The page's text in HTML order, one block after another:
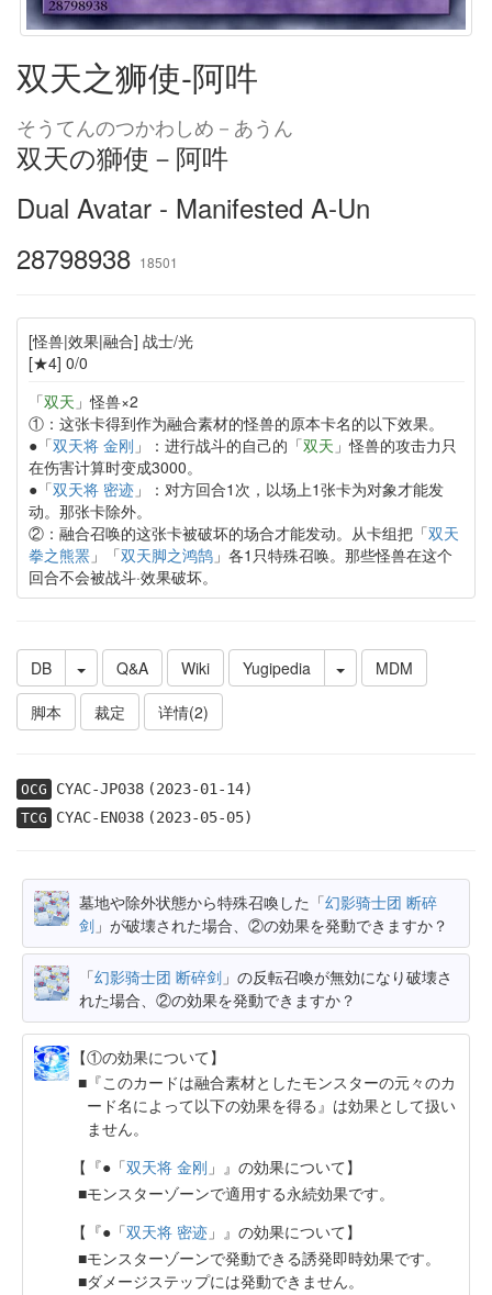
双天之狮使-阿吽
そうてんのつかわしめ－あうん
双天の獅使－阿吽
Dual Avatar - Manifested A-Un
28798938 18501
[怪兽|效果|融合] 战士/光
[★4] 0/0
「双天 」怪兽×2
①：这张卡得到作为融合素材的怪兽的原本卡名的以下效果。
●「双天将 金刚 」：进行战斗的自己的「双天 」怪兽的攻击力只
在伤害计算时变成3000。
●「双天将 密迹」：对方回合1次，以场上1张卡为对象才能发
动。那张卡除外。
②：融合召唤的这张卡被破坏的场合才能发动。从卡组把「双天
拳之熊罴」「双天脚之鸿鹄」各1只特殊召唤。那些怪兽在这个
回合不会被战斗·效果破坏。
DB Q&A Wiki Yugipedia
MDM
脚本
裁定 详情(2)
OCG CYAC-JP038(2023-01-14)
TCG CYAC-EN038(2023-05-05)
墓地や除外状態から特殊召喚した「幻影骑士团 断碎
剑 」が破壊された場合、②の効果を発動できますか？
「幻影骑士团 断碎剑 」の反転召喚が無効になり破壊さ
れた場合、②の効果を発動できますか？
【①の効果について】
『このカードは融合素材としたモンスターの元々のカ
ード名によって以下の効果を得る』は効果として扱い
ません。
【『●「双天将 金刚 」』の効果について】
モンスターゾーンで適用する永続効果です。
【『●「双天将 密迹 」』の効果について】
モンスターゾーンで発動できる誘発即時効果です。
ダメージステップには発動できません。